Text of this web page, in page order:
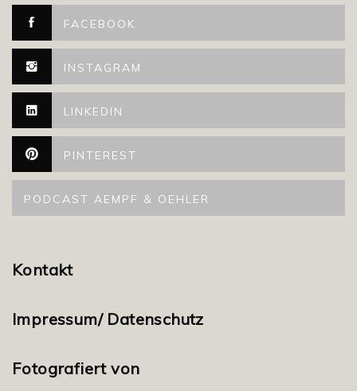
FACEBOOK
INSTAGRAM
LINKEDIN
PINTEREST
PODCAST AEMPF & OEHLER
Kontakt
Impressum/ Datenschutz
Fotografiert von